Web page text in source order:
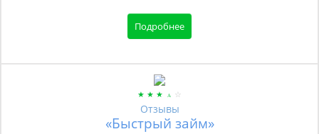
Подробнее
Отзывы
«Быстрый займ»